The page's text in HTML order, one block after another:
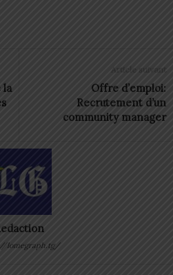
la
Article suivant
Offre d’emploi:
Recrutement d’un
community manager
lomegraph.tg/